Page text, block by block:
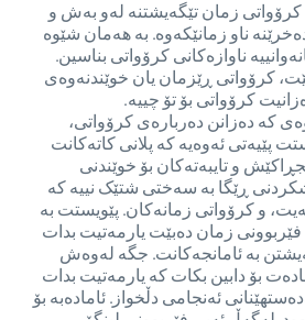
کرۆواتی زمان تێگەیشتنە لەو بەش و
ناو زمانێکەوە. بە هەمان شێوە
ناوازەکانی کرۆواتی بناسین.
کرۆواتی ڕێزمان یان خوێندنەوەی
کرۆواتی بۆ تۆ چییە.
کە دەزانن دەربارەی کرۆواتی،
پێیەتی ئەوەیە کە پلانی کاتەکانت
و تایبەتەکان بۆ خوێندنی
ڕێگا بە سەختی شتێک نییە کە
و کرۆواتی زمانەکان. پێویستت بە
فێربوونی زمان دەبێت یارمەتیت بدات
بە ئامانجەکانت. جگە لەوەش
بۆ دابین بکات کە یارمەتیت بدات
ئەنجامی دڵخواز. ئامادەبە بۆ